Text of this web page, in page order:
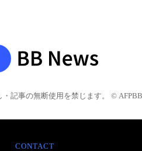
記事の無断使用を禁じます。 © AFPBB
CONTACT